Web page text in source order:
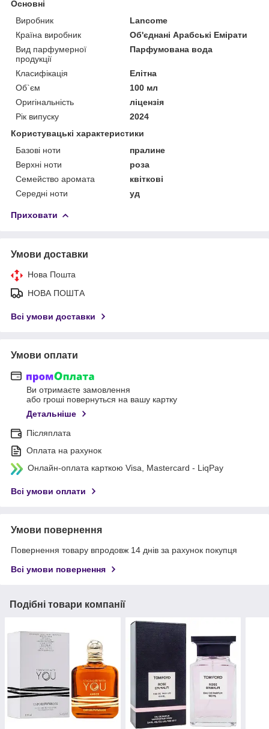
Основні
Виробник
Lancome
Країна виробник
Об'єднані Арабські Емірати
Вид парфумерної
продукції
Парфумована вода
Класифікація
Елітна
Об`єм
100 мл
Оригінальність
ліцензія
Рік випуску
2024
Користувацькі характеристики
Базові ноти
пралине
Верхні ноти
роза
Семейство аромата
квіткові
Середні ноти
уд
Приховати
Умови доставки
Нова Пошта
НОВА ПОШТА
Всі умови доставки
Умови оплати
Ви отримаєте замовлення
або гроші повернуться на вашу картку
Детальніше
Післяплата
Оплата на рахунок
Онлайн-оплата карткою Visa, Mastercard - LiqPay
Всі умови оплати
Умови повернення
Повернення товару впродовж 14 днів за рахунок покупця
Всі умови повернення
Подібні товари компанії